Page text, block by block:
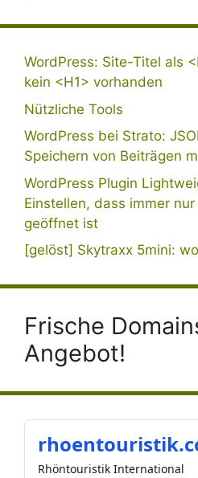
WordPress: Site-Titel als
kein <H1> vorhanden
Nützliche Tools
WordPress bei Strato:
Speichern von Beiträgen
WordPress Plugin
Einstellen, dass immer
geöffnet ist
[gelöst] Skytraxx 5mini:
Frische
Angebot!
Rhöntouristik International